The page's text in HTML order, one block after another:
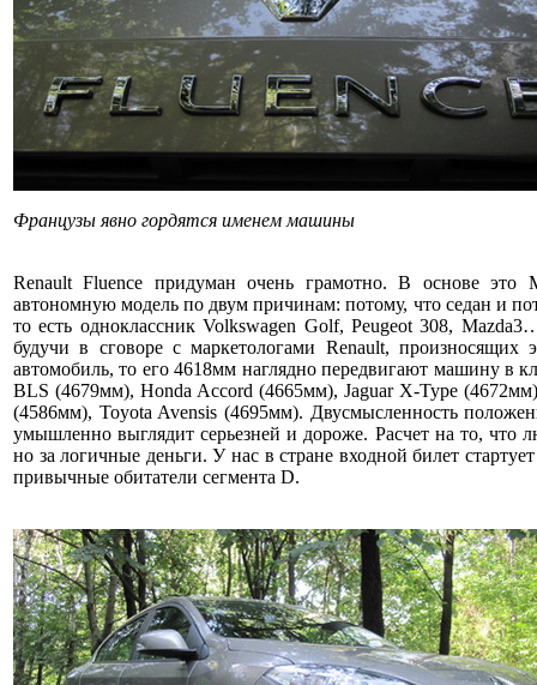
Французы явно гордятся именем машины
Renault Fluence придуман очень грамотно. В основе
автономную модель по двум причинам: потому, что седан и
то есть одноклассник Volkswagen Golf, Peugeot 308,
будучи в сговоре с маркетологами Renault,
автомобиль, то его 4618мм наглядно передвигают машину в
BLS (4679мм), Honda Accord (4665мм), Jaguar X-Type
(4586мм), Toyota Avensis (4695мм). Двусмысленность
умышленно выглядит серьезней и дороже. Расчет на то, что
но за логичные деньги. У нас в стране входной билет
привычные обитатели сегмента D.